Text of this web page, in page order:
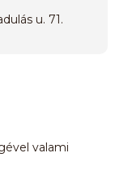
u. 71.
valami